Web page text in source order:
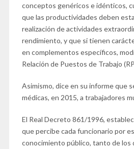
conceptos genéricos e idénticos,
que las productividades deben
realización de actividades
rendimiento, y que si tienen
en complementos específicos,
Relación de Puestos de Trabajo
Asimismo, dice en su informe que
médicas, en 2015, a trabajadores
El Real Decreto 861/1996,
que percibe cada funcionario por
conocimiento público, tanto de los